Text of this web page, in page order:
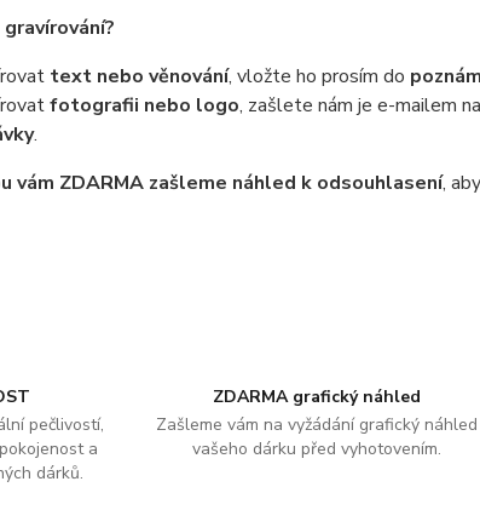
pečlivostí,
a
dárků.
ZDARMA grafický náhled
Zašleme vám na vyžádání grafický náhled
vašeho dárku před vyhotovením.
text nebo věnování, vložte ho prosím do
fotografii nebo logo, zašlete nám je e-mailem na
.
vám ZDARMA zašleme náhled k odsouhlasení,